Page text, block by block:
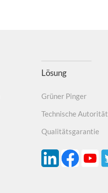
Lösung
Grüner Pinger
Technische Autorität
Qualitätsgarantie